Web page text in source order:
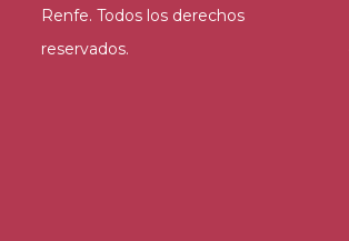
Renfe. Todos los derechos
reservados.